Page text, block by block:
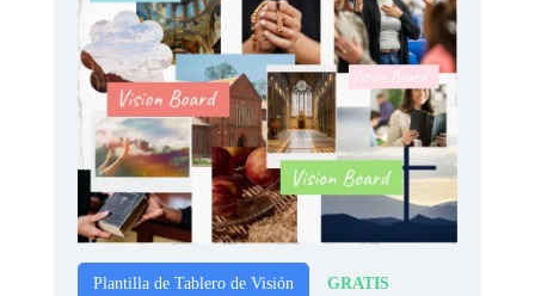
Plantilla de Tablero de Visión GRATIS